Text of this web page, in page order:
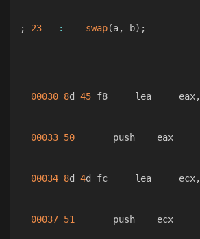
; 23 : swap(a, b) ;
00030 8d 45 f8     lea     eax,
00033 50
       push    eax
00034 8d 4d fc     lea     ecx,
00037 51
       push    ecx